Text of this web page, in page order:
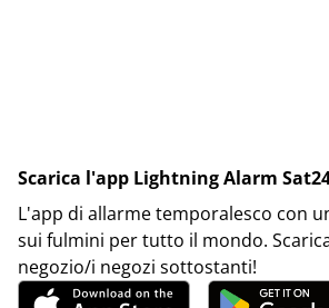
Scarica l'app Lightning Alarm
L'app di allarme temporalesco con
sui fulmini per tutto il mondo.
negozio/i negozi sottostanti!